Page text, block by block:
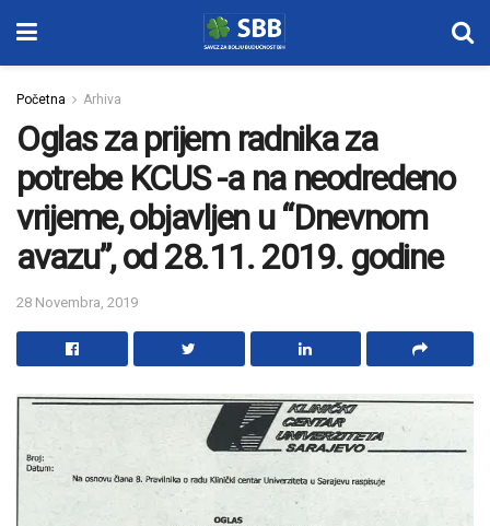
Početna Arhiva
Oglas za prijem radnika za
potrebe KCUS -a na neodredeno
vrijeme, objavljen u “Dnevnom
avazu”, od 28.11. 2019. godine
28 Novembra, 2019